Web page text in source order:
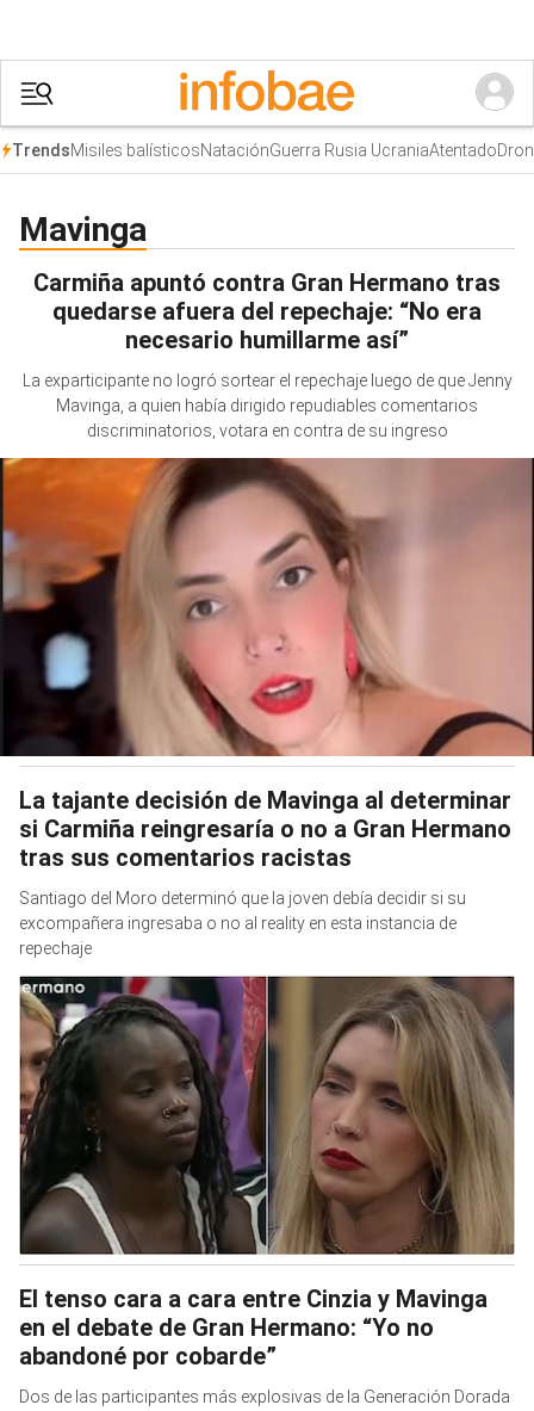
TrendsMisiles balísticosNataciónGuerra Rusia UcraniaAtentadoDron
Mavinga
Carmiña apuntó contra Gran Hermano tras
quedarse afuera del repechaje: “No era
necesario humillarme así”
La exparticipante no logró sortear el repechaje luego de que Jenny
Mavinga, a quien había dirigido repudiables comentarios
discriminatorios, votara en contra de su ingreso
La tajante decisión de Mavinga al determinar
si Carmiña reingresaría o no a Gran Hermano
tras sus comentarios racistas
Santiago del Moro determinó que la joven debía decidir si su
excompañera ingresaba o no al reality en esta instancia de
repechaje
El tenso cara a cara entre Cinzia y Mavinga
en el debate de Gran Hermano: “Yo no
abandoné por cobarde”
Dos de las participantes más explosivas de la Generación Dorada